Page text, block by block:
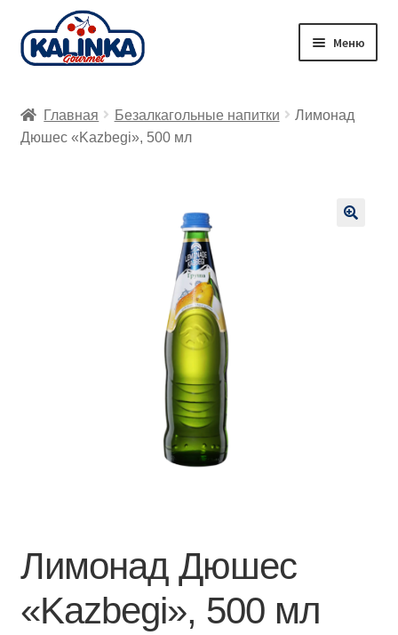
Перейти
к
Перейти
к
Меню
Заказ онлайн
Главная Безалкагольные напитки
Лимонад
Дюшес «Kazbegi», 500 мл
Лимонад Дюшес
«Kazbegi», 500 мл